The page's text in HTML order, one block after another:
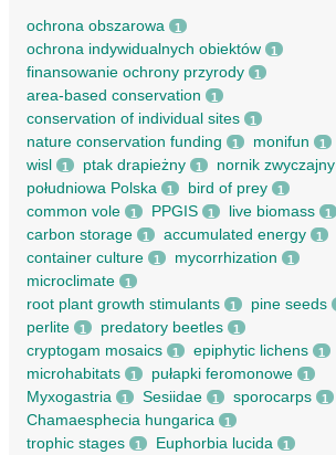
ochrona obszarowa 1
ochrona indywidualnych obiektów 1
finansowanie ochrony przyrody 1
area-based conservation 1
conservation of individual sites 1
nature conservation funding 1 monifun 1
wisl 1 ptak drapieżny 1 nornik zwyczajny
południowa Polska 1 bird of prey 1
common vole 1 PPGIS 1 live biomass 1
carbon storage 1 accumulated energy 1
container culture 1 mycorrhization 1
microclimate 1
root рlant growth stimulants 1 pine seeds
perlite 1 predatory beetles 1
cryptogam mosaics 1 epiphytic lichens 1
microhabitats 1 pułapki feromonowe 1
Myxogastria 1 Sesiidae 1 sporocarps 1
Chamaesphecia hungarica 1
trophic stages 1 Euphorbia lucida 1